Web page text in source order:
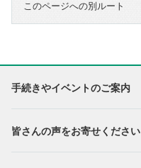
このページへの別ルート
手続きやイベントのご案内
皆さんの声をお寄せください